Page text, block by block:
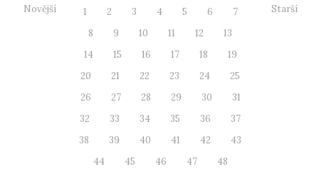
Novější 1 2 3 4 5 6
7
8
9 10 11 12
13
14
15 16 17 18
19
20
21 22 23 24
25
26
27 28 29 30
31
32
33 34 35 36
37
38
39 40 41 42
43
44
45 46 47
48
Starší